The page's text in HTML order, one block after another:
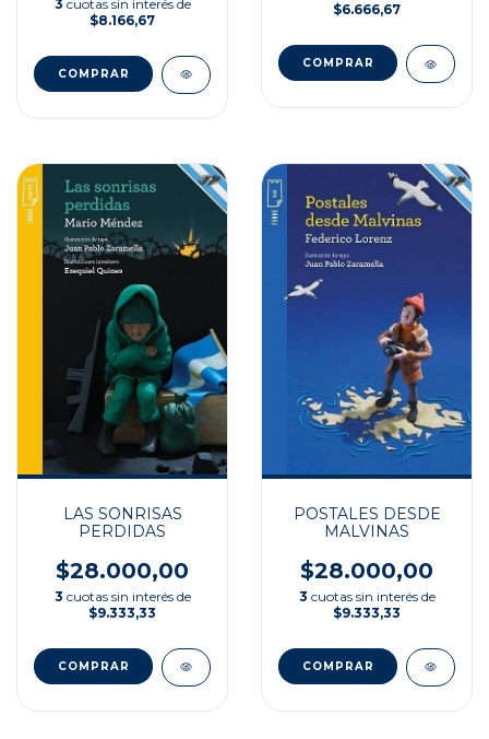
3 cuotas sin interés de
$8.166,67
$6.666,67
LAS SONRISAS
PERDIDAS
$28.000,00
3 cuotas sin interés de
$9.333,33
POSTALES DESDE
MALVINAS
$28.000,00
3 cuotas sin interés de
$9.333,33